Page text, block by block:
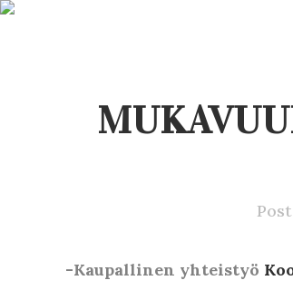
-Kaupallinen yhteistyö